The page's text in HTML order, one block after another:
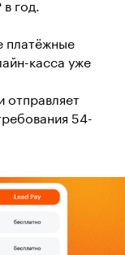
год.
платёжные
касса уже
отправляет
54-